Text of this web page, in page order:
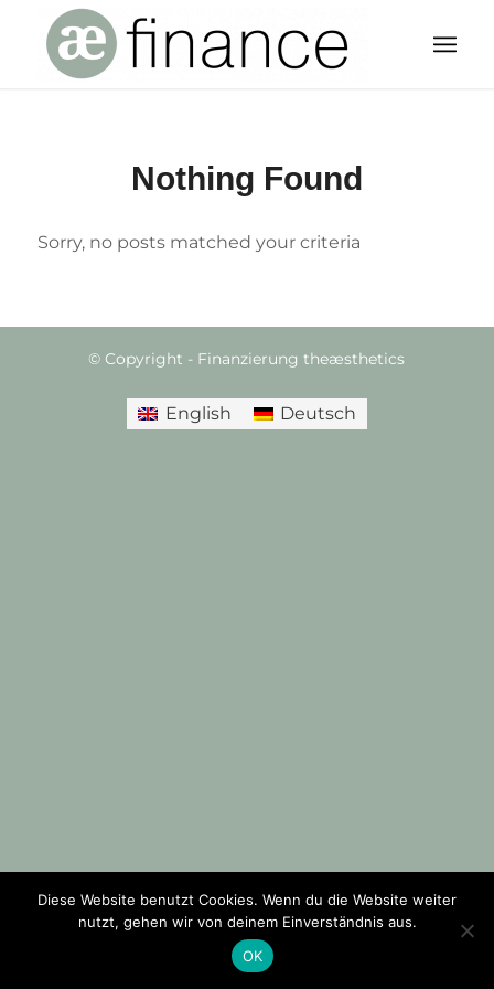
Nothing Found
Sorry, no posts matched your criteria
© Copyright - Finanzierung theæsthetics
English Deutsch
Diese Website benutzt Cookies. Wenn du die Website weiter
nutzt, gehen wir von deinem Einverständnis aus.
OK